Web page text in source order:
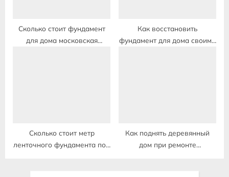
Сколько стоит фундамент
для дома московская
Как восстановить
фундамент для дома своими
Сколько стоит метр
ленточного фундамента под
Как поднять деревянный
дом при ремонте